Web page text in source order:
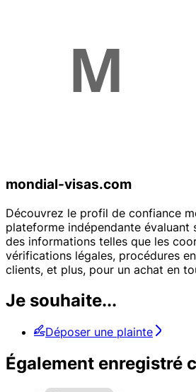
mondial-visas.com
Découvrez le profil de confiance
plateforme indépendante évaluant
des informations telles que les
vérifications légales, procédures
clients, et plus, pour un achat en
Je souhaite...
Déposer une plainte
Également enregistré